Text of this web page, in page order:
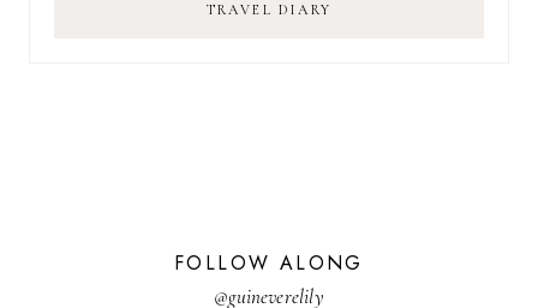
TRAVEL DIARY
FOLLOW ALONG
@guineverelily